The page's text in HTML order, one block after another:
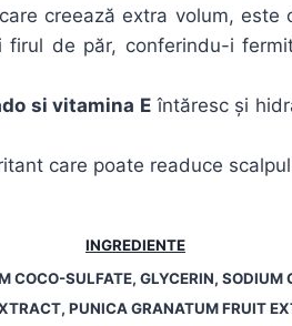
creează extra volum,
de păr, conferindu-i
si vitamina E întăresc și
care poate readuce
INGREDIENTE
COCO-SULFATE, GLYCERIN, SODIUM
PUNICA GRANATUM FRUIT